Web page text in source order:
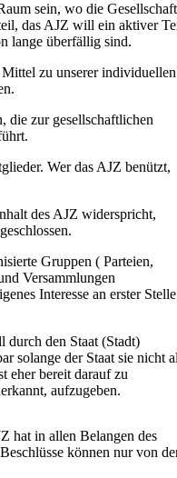
sein, wo die Gesellschaft
das AJZ will ein aktiver
lange überfällig sind.
zu unserer individuellen
zur gesellschaftlichen
Wer das AJZ benützt,
des AJZ widerspricht,
Gruppen ( Parteien,
Versammlungen
Interesse an erster Stelle
den Staat (Stadt)
solange der Staat sie nicht
eher bereit darauf zu
aufzugeben.
hat in allen Belangen des
können nur von